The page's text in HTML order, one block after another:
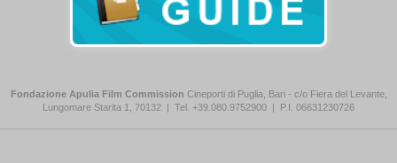
Fondazione Apulia Film Commission Cineporti di Puglia, Bari - c/o Fiera del Levante,
Lungomare Starita 1, 70132 | Tel. +39.080.9752900 | P.I. 06631230726